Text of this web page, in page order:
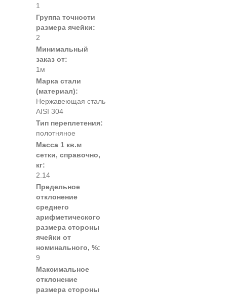
1
Группа точности
размера ячейки:
2
Минимальный
заказ от:
1м
Марка стали
(материал):
Нержавеющая сталь
AISI 304
Тип переплетения:
полотняное
Масса 1 кв.м
сетки, справочно,
кг:
2.14
Предельное
отклонение
среднего
арифметического
размера стороны
ячейки от
номинального, %:
9
Максимальное
отклонение
размера стороны